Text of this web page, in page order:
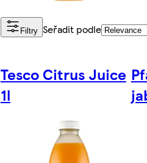
Filtry Seřadit podle
Tesco Citrus Juice
1l